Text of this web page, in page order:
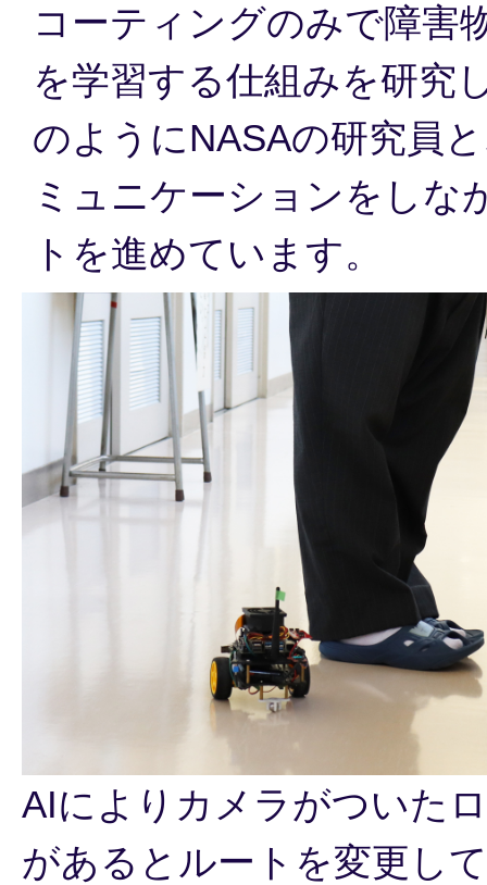
コーティングのみで障害
を学習する仕組みを研究
のようにNASAの研究員
ミュニケーションをしな
トを進めています。
AIによりカメラがついた
があるとルートを変更し